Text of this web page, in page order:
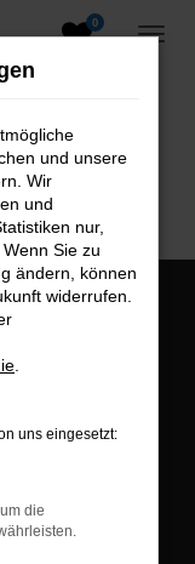
0
und unsere
Wir
und
nur,
Sie zu
ändern, können
widerrufen.
uns eingesetzt:
die